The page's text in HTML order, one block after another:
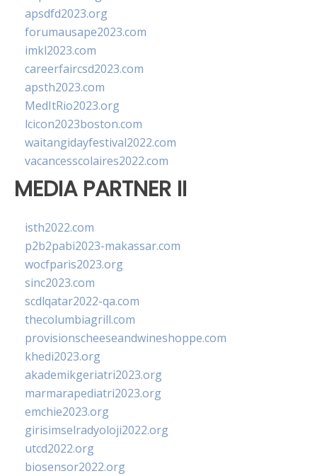
apsdfd2023.org
forumausape2023.com
imkl2023.com
careerfaircsd2023.com
apsth2023.com
MedItRio2023.org
lcicon2023boston.com
waitangidayfestival2022.com
vacancesscolaires2022.com
MEDIA PARTNER II
isth2022.com
p2b2pabi2023-makassar.com
wocfparis2023.org
sinc2023.com
scdlqatar2022-qa.com
thecolumbiagrill.com
provisionscheeseandwineshoppe.com
khedi2023.org
akademikgeriatri2023.org
marmarapediatri2023.org
emchie2023.org
girisimselradyoloji2022.org
utcd2022.org
biosensor2022.org